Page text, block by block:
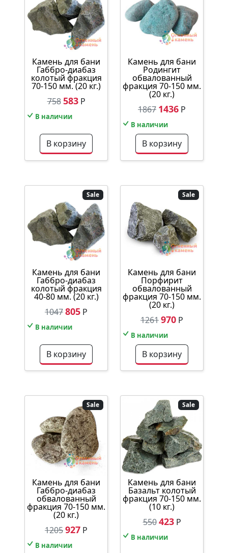
Камень для бани
Габбро-диабаз
колотый фракция
70-150 мм. (20 кг.)
758 583Р
В наличии
В корзину
Камень для бани
Родингит
обвалованный
фракция 70-150 мм.
(20 кг.)
1867 1436 Р
В наличии
В корзину
Sale
Камень для бани
Габбро-диабаз
колотый фракция
40-80 мм. (20 кг.)
1047805 Р
В наличии
В корзину
Sale
Камень для бани
Порфирит
обвалованный
фракция 70-150 мм.
(20 кг.)
1261970 Р
В наличии
В корзину
Sale
Камень для бани
Габбро-диабаз
обвалованный
фракция 70-150 мм.
(20 кг.)
1205927 Р
В наличии
Sale
Камень для бани
Базальт колотый
фракция 70-150 мм.
(10 кг.)
550 423Р
В наличии